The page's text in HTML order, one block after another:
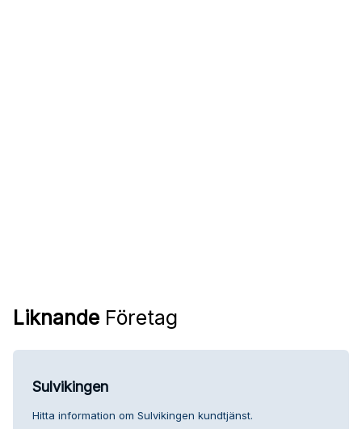
Liknande Företag
Sulvikingen
Hitta information om Sulvikingen kundtjänst.